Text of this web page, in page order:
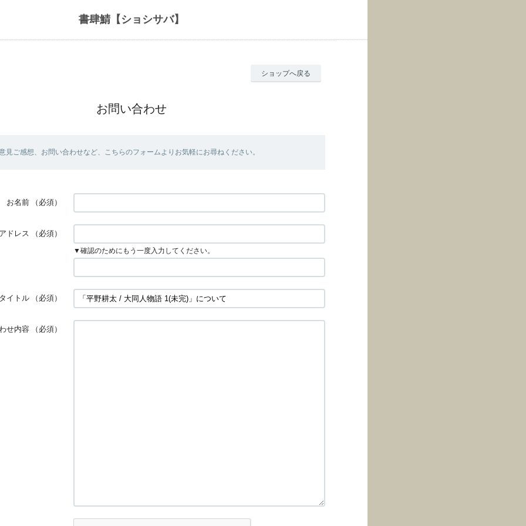
書肆鯖【ショシサバ】
ショップへ戻る
お問い合わせ
見ご感想、お問い合わせなど、こちらのフォームよりお気軽にお尋ねください。
お名前 （必須）
ドレス （必須）
▼確認のためにもう一度入力してください。
イトル （必須）
せ内容 （必須）